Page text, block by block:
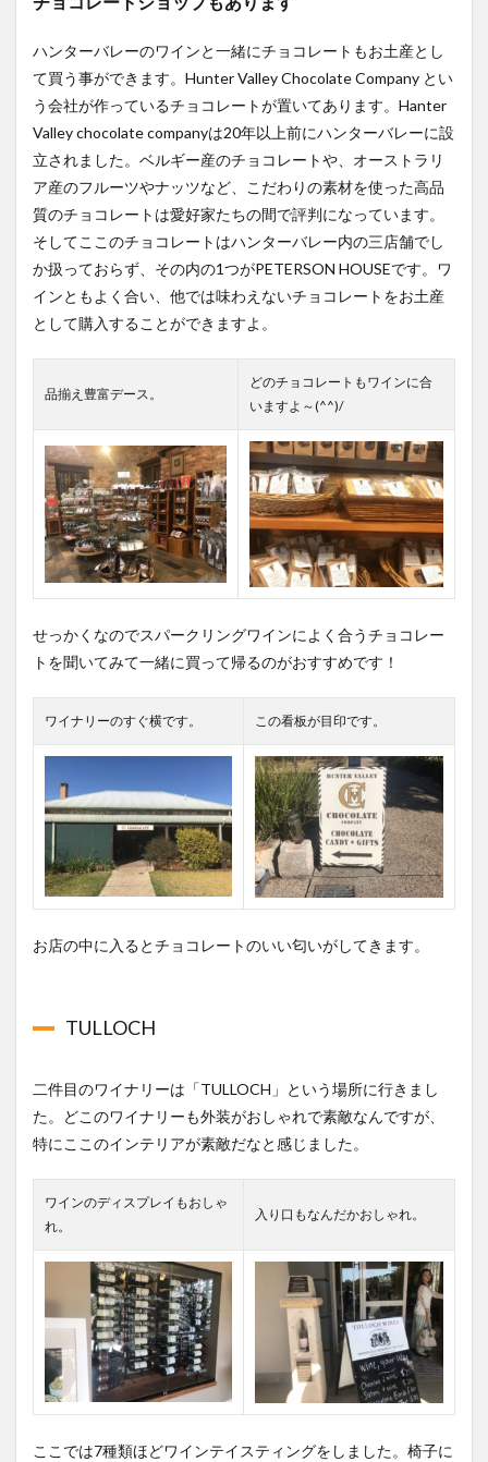
ハンターバレーのワインと一緒にチョコレートもお土産とし
て買う事ができます。Hunter Valley Chocolate Company とい
う会社が作っているチョコレートが置いてあります。Hanter
Valley chocolate companyは20年以上前にハンターバレーに設
立されました。ベルギー産のチョコレートや、オーストラリ
ア産のフルーツやナッツなど、こだわりの素材を使った高品
質のチョコレートは愛好家たちの間で評判になっています。
そしてここのチョコレートはハンターバレー内の三店舗でし
か扱っておらず、その内の1つがPETERSON HOUSEです。ワ
インともよく合い、他では味わえないチョコレートをお土産
として購入することができますよ。
品揃え豊富デース。
どのチョコレートもワインに合
いますよ～(^^)/
せっかくなのでスパークリングワインによく合うチョコレー
トを聞いてみて一緒に買って帰るのがおすすめです！
ワイナリーのすぐ横です。 この看板が目印です。
お店の中に入るとチョコレートのいい匂いがしてきます。
TULLOCH
二件目のワイナリーは「TULLOCH」という場所に行きまし
た。
どこのワイナリーも外装がおしゃれで素敵なんですが、
特にここのインテリアが素敵だなと感じました。
ワインのディスプレイもおしゃ
れ。
入り口もなんだかおしゃれ。
ここでは7種類ほどワインテイスティングをしました。 椅子に